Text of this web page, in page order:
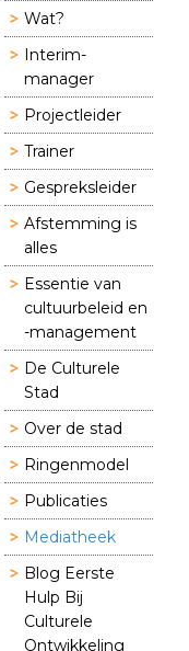
Wat?
Interim-
manager
Projectleider
Trainer
Gespreksleider
Afstemming is
alles
Essentie van
cultuurbeleid en
-management
De Culturele
Stad
Over de stad
Ringenmodel
Publicaties
Mediatheek
Blog Eerste
Hulp Bij
Culturele
Ontwikkeling